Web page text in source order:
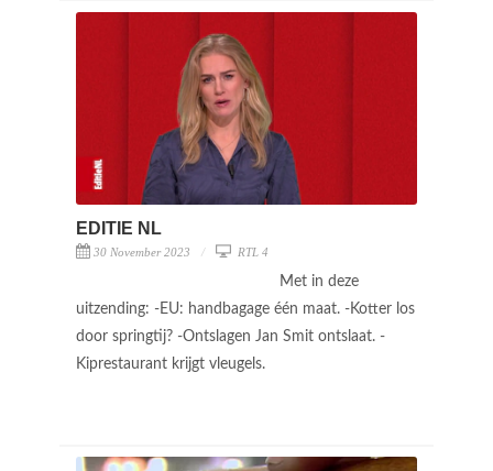
EDITIE NL
30 November 2023 RTL 4
Met in deze
uitzending: -EU: handbagage één maat. -Kotter los
door springtij? -Ontslagen Jan Smit ontslaat. -
Kiprestaurant krijgt vleugels.